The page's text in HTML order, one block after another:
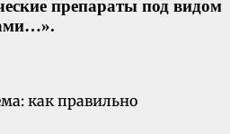
препараты под видом
как правильно